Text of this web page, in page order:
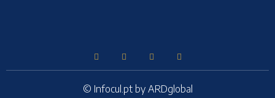
© Infocul.pt by ARDglobal